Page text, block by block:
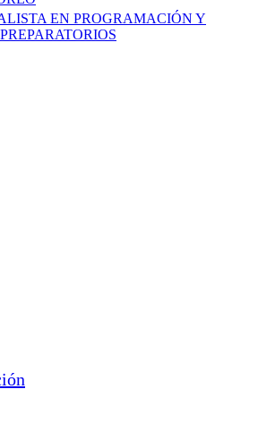
EN PROGRAMACIÓN Y